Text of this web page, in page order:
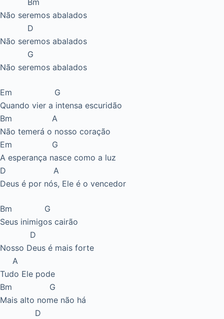
Bm
Não seremos abalados
D
Não seremos abalados
G
Não seremos abalados
Em G
Quando vier a intensa escuridão
Bm A
Não temerá o nosso coração
Em G
A esperança nasce como a luz
D A
Deus é por nós, Ele é o vencedor
Bm G
Seus inimigos cairão
D
Nosso Deus é mais forte
A
Tudo Ele pode
Bm G
Mais alto nome não há
D